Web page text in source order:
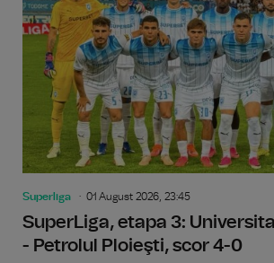
Superliga 01 August 2026, 23:45
SuperLiga, etapa 3:
- Petrolul Ploieşti, scor 4-0